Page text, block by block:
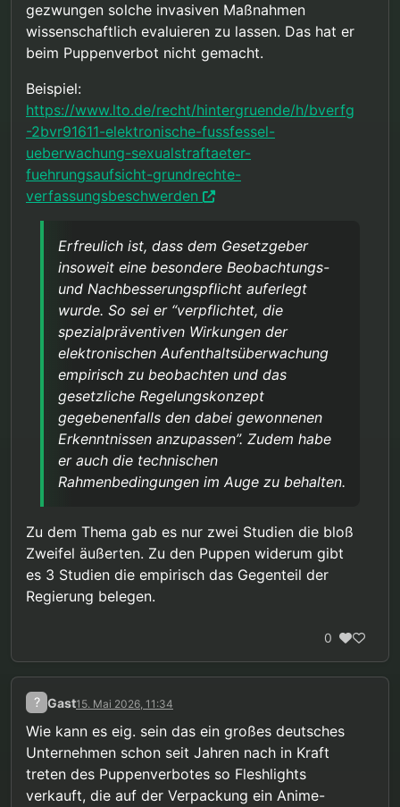
gezwungen solche invasiven Maßnahmen
wissenschaftlich evaluieren zu lassen. Das hat er
beim Puppenverbot nicht gemacht.
Beispiel:
https://www.lto.de/recht/hintergruende/h/bverfg
-2bvr91611-elektronische-fussfessel-
ueberwachung-sexualstraftaeter-
fuehrungsaufsicht-grundrechte-
verfassungsbeschwerden
Erfreulich ist, dass dem Gesetzgeber
insoweit eine besondere Beobachtungs-
und Nachbesserungspflicht auferlegt
wurde. So sei er “verpflichtet, die
spezialpräventiven Wirkungen der
elektronischen Aufenthaltsüberwachung
empirisch zu beobachten und das
gesetzliche Regelungskonzept
gegebenenfalls den dabei gewonnenen
Erkenntnissen anzupassen”. Zudem habe
er auch die technischen
Rahmenbedingungen im Auge zu behalten.
Zu dem Thema gab es nur zwei Studien die bloß
Zweifel äußerten. Zu den Puppen widerum gibt
es 3 Studien die empirisch das Gegenteil der
Regierung belegen.
0
? Gast15. Mai 2026, 11:34
Wie kann es eig. sein das ein großes deutsches
Unternehmen schon seit Jahren nach in Kraft
treten des Puppenverbotes so Fleshlights
verkauft, die auf der Verpackung ein Anime-